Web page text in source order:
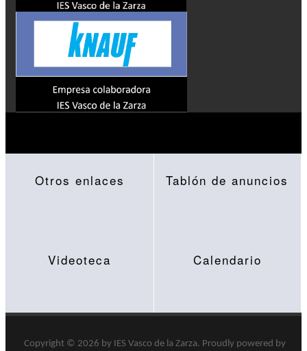
Otros enlaces Tablón de anuncios
Videoteca Calendario
Copyright © 2026 by IES Vasco de la Zarza. Proudly powered by